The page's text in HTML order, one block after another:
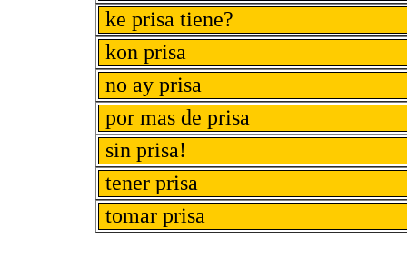
ke prisa tiene?
kon prisa
no ay prisa
por mas de prisa
sin prisa!
tener prisa
tomar prisa